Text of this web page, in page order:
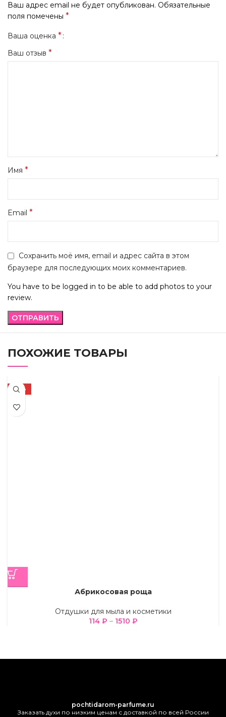
Ваш адрес email не будет опубликован. Обязательные
поля помечены *
Ваша оценка *
Ваш отзыв *
Имя *
Email *
Сохранить моё имя, email и адрес сайта в этом
браузере для последующих моих комментариев.
You have to be logged in to be able to add photos to your
review.
ПОХОЖИЕ ТОВАРЫ
-57%
Абрикосовая роща
Отдушки для мыла и косметики
114 ₽ – 1510 ₽
pochtidarom-parfume.ru
Заказать духи по низким ценам с доставкой по всей России